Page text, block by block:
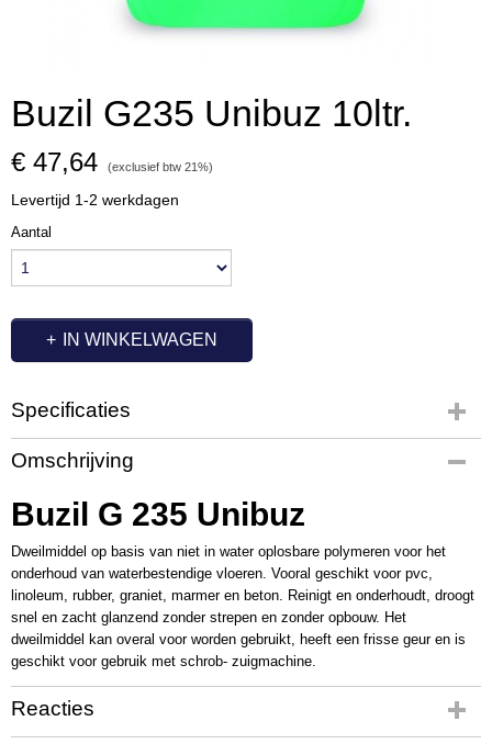
Buzil G235 Unibuz 10ltr.
€ 47,64 (exclusief btw 21%)
Levertijd 1-2 werkdagen
Aantal
IN WINKELWAGEN
Specificaties
Productcode
BU1264
Omschrijving
Buzil G 235 Unibuz
Dweilmiddel op basis van niet in water oplosbare polymeren voor het
onderhoud van waterbestendige vloeren. Vooral geschikt voor pvc,
linoleum, rubber, graniet, marmer en beton. Reinigt en onderhoudt, droogt
snel en zacht glanzend zonder strepen en zonder opbouw. Het
dweilmiddel kan overal voor worden gebruikt, heeft een frisse geur en is
geschikt voor gebruik met schrob- zuigmachine.
Reacties